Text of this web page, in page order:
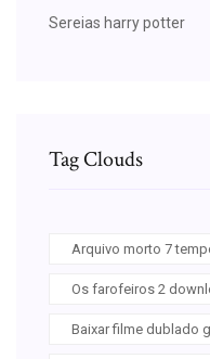
Sereias harry potter
Tag Clouds
Arquivo morto 7
Os farofeiros 2
Baixar filme dublado